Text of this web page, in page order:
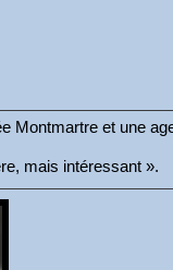
Montmartre et une
mais intéressant ».